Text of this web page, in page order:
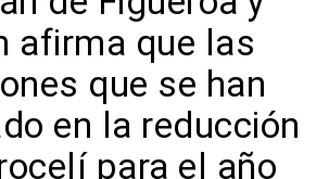
afirma que las
que se han
en la reducción
para el año